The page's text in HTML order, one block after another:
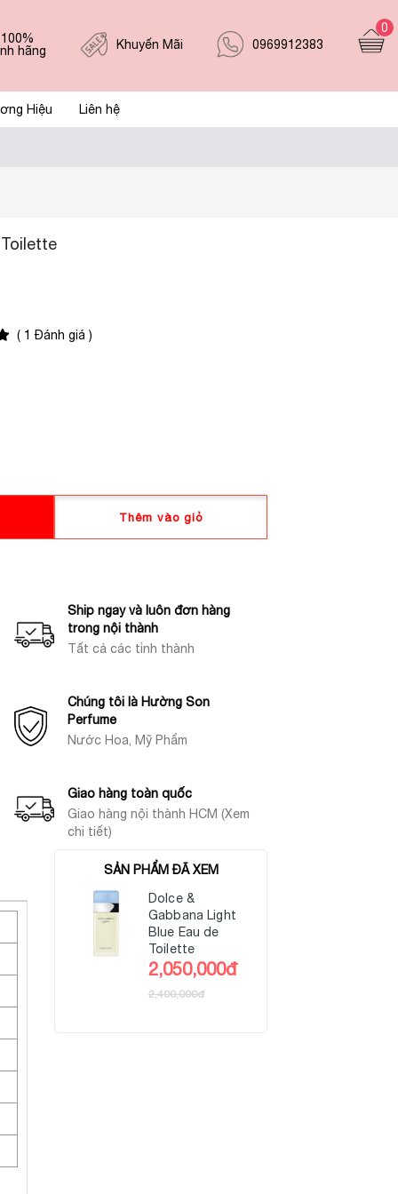
hãng
Khuyến Mãi 0969912383
0
Hiệu Liên hệ
( 1 Đánh giá )
Thêm vào giỏ
Ship ngay và luôn đơn hàng
trong nội thành
Tất cả các tỉnh thành
Chúng tôi là Hường Son
Perfume
Nước Hoa, Mỹ Phẩm
Giao hàng toàn quốc
Giao hàng nội thành HCM (Xem
chi tiết)
SẢN PHẨM ĐÃ XEM
Dolce &
Gabbana Light
Blue Eau de
Toilette
2,050,000đ
2,400,000đ